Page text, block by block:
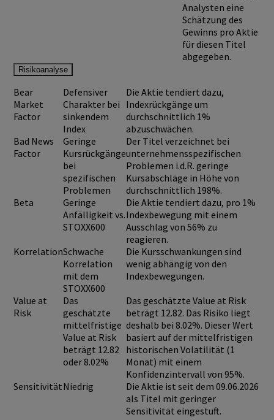
Analysten eine
Schätzung des
Gewinns pro Aktie
für diesen Titel
abgegeben.
Risikoanalyse
Bear
Market
Factor
Defensiver
Charakter bei
sinkendem
Index
Die Aktie tendiert dazu,
Indexrückgänge um
durchschnittlich 1%
abzuschwächen.
Bad News
Factor
Geringe
Kursrückgänge
bei
spezifischen
Problemen
Der Titel verzeichnet bei
unternehmensspezifischen
Problemen i.d.R. geringe
Kursabschläge in Höhe von
durchschnittlich 198%.
Beta
Geringe
Anfälligkeit vs.
STOXX600
Die Aktie tendiert dazu, pro 1%
Indexbewegung mit einem
Ausschlag von 56% zu
reagieren.
KorrelationSchwache
Korrelation
mit dem
STOXX600
Die Kursschwankungen sind
wenig abhängig von den
Indexbewegungen.
Value at
Risk
Das
geschätzte
mittelfristige
Value at Risk
beträgt 12.82
oder 8.02%
Das geschätzte Value at Risk
beträgt 12.82. Das Risiko liegt
deshalb bei 8.02%. Dieser Wert
basiert auf der mittelfristigen
historischen Volatilität (1
Monat) mit einem
Konfidenzintervall von 95%.
SensitivitätNiedrig
Die Aktie ist seit dem 09.06.2026
als Titel mit geringer
Sensitivität eingestuft.